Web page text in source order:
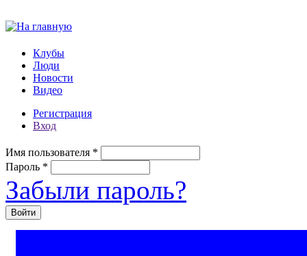
Клубы
Люди
Новости
Видео
Регистрация
Вход
Имя пользователя *
Пароль *
Забыли пароль?